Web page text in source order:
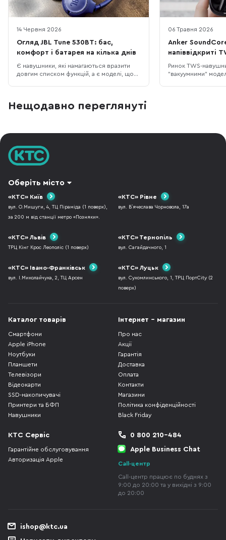
14 Червня 2026
Огляд JBL Tune 530BT: бас,
комфорт і батарея на кілька днів
Є навушники, які намагаються вразити
довгим списком функцій, а є моделі, що
про яку не доводиться думати щодня. JBL
06 Травня 2026
Anker
напіввідкриті
та AI-
Ринок TWS-
"вакуумними"
Нещодавно переглянуті
Оберіть місто
«КТС» Київ
вул. О.Мишуги, 4, ТЦ Піраміда (1 поверх),
за 200 м від станції метро «Позняки».
«КТС» Рівне
вул. В`ячеслава Чорновола, 17а
«КТС» Львів
ТРЦ Кінг Крос Леополіс (1 поверх)
«КТС» Тернопіль
вул. Сагайдачного, 1
«КТС» Івано-Франківськ
вул. І.Миколайчука, 2, ТЦ Арсен
«КТС» Луцьк
вул. Сухомлинського, 1, ТРЦ ПортCity (2
поверх)
Каталог товарів
Смартфони
Apple iPhone
Ноутбуки
Планшети
Телевізори
Відеокарти
SSD-накопичувачі
Принтери та БФП
Навушники
Інтернет - магазин
Про нас
Акції
Гарантія
Доставка
Оплата
Контакти
Магазини
Політика конфіденційності
Black Friday
КТС Сервіс
Гарантійне обслуговування
Авторизація Apple
0 800 210-484
Apple Business Chat
Call-центр
Call-центр працює по буднях з
9:00 до 20:00 та у вихідні з 9:00
до 20:00
ishop@ktc.ua